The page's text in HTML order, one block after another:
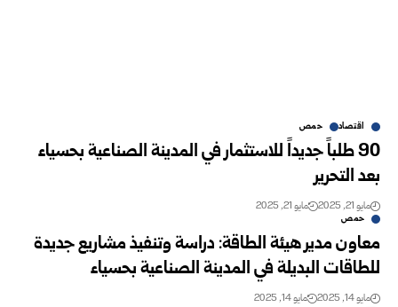
اقتصاد حمص
90 طلباً جديداً للاستثمار في المدينة الصناعية بحسياء
بعد التحرير
مايو 21, 2025 مايو 21, 2025
حمص
معاون مدير هيئة الطاقة: دراسة وتنفيذ مشاريع جديدة
للطاقات البديلة في المدينة الصناعية بحسياء
مايو 14, 2025 مايو 14, 2025